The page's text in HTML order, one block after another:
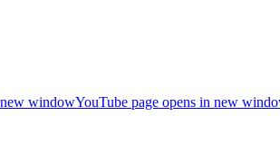
windowYouTube page opens in new